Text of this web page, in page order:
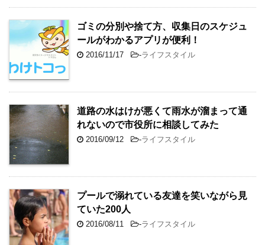
ゴミの分別や捨て方、収集日のスケジュ
ールがわかるアプリが便利！
2016/11/17 -ライフスタイル
道路の水はけが悪くて雨水が溜まって通
れないので市役所に相談してみた
2016/09/12 -ライフスタイル
プールで溺れている友達を笑いながら見
ていた200人
2016/08/11 -ライフスタイル